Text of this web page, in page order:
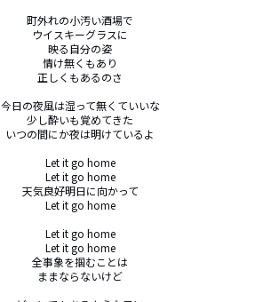
町外れの小汚い酒場で
ウイスキーグラスに
映る自分の姿
情け無くもあり
正しくもあるのさ
今日の夜風は湿って無くていいな
少し酔いも覚めてきた
いつの間にか夜は明けているよ
Let it go home
Let it go home
天気良好明日に向かって
Let it go home
Let it go home
Let it go home
全事象を掴むことは
ままならないけど